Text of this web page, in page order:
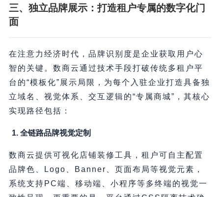
三、独立品牌展示：打造租户专属的数字化门
面
在注意力经济时代，品牌识别度是企业获取用户心
智的关键。数商云通过技术手段打破传统多租户平
台的“模板化”展示局限，为每个入驻企业打造具备独
立域名、视觉体系、交互逻辑的“专属商城”，其核心
实现路径包括：
1. 全链路品牌视觉定制
数商云提供可视化店铺装修工具，租户可自主配置
品牌色、Logo、Banner、页面布局等视觉元素，
系统支持PC端、移动端、小程序等多终端的视觉一